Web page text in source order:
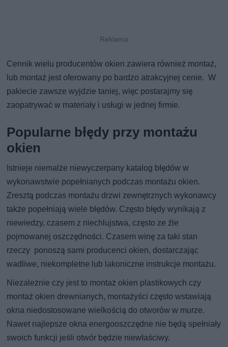
Cennik wielu producentów okien zawiera również montaż,
lub montaż jest oferowany po bardzo atrakcyjnej cenie. W
pakiecie zawsze wyjdzie taniej, więc postarajmy się
zaopatrywać w materiały i usługi w jednej firmie.
Popularne błędy przy montażu
okien
Istnieje niemalże niewyczerpany katalog błędów w
wykonawstwie popełnianych podczas montażu okien.
Zresztą podczas montażu drzwi zewnętrznych wykonawcy
także popełniają wiele błędów. Często błędy wynikają z
niewiedzy, czasem z niechlujstwa, często ze źle
pojmowanej oszczędności. Czasem winę za taki stan
rzeczy ponoszą sami producenci okien, dostarczając
wadliwe, niekompletne lub lakoniczne instrukcje montażu.
Niezależnie czy jest to montaż okien plastikowych czy
montaż okien drewnianych, montażyści często wstawiają
okna niedostosowane wielkością do otworów w murze.
Nawet najlepsze okna energooszczędne nie będą spełniały
swoich funkcji jeśli otwór będzie niewłaściwy.